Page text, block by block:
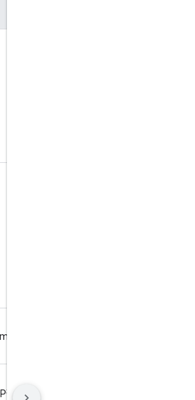
证合字B2-20070004号